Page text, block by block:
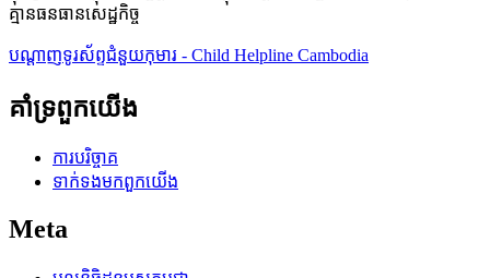
គ្មានធនធានសេដ្ឋកិច្ច
បណ្តាញទូរស័ព្ទជំនួយកុមារ - Child Helpline Cambodia
គាំទ្រពួកយើង
ការបរិច្ចាគ
ទាក់ទង​មក​ពួក​យើង
Meta